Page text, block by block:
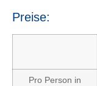
Preise:
Pro Person in